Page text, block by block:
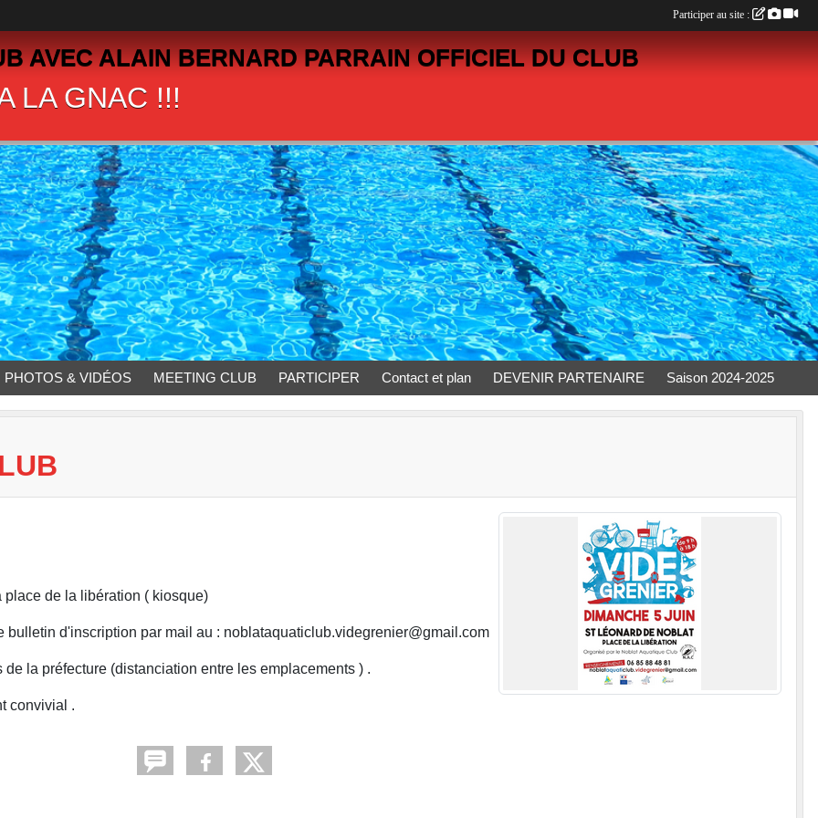
AVEC ALAIN BERNARD PARRAIN OFFICIEL DU CLUB
LA GNAC !!!
PHOTOS & VIDÉOS MEETING CLUB PARTICIPER Contact et plan DEVENIR PARTENAIRE Saison 2024-2025
place de la libération ( kiosque)
d'inscription par mail au : noblataquaticlub.videgrenier@gmail.com
la préfecture (distanciation entre les emplacements ) .
convivial .
Participer au site :